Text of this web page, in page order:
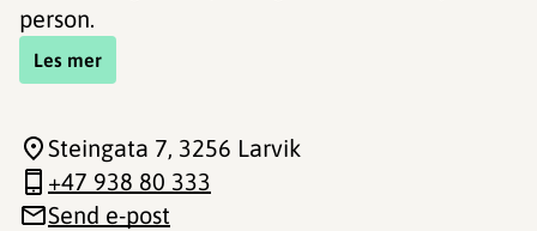
person.
Les mer
Steingata 7, 3256 Larvik
+47 938 80 333
Send e-post